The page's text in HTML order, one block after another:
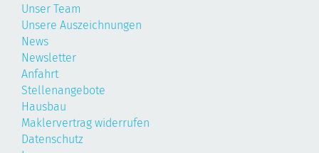
Unser Team
Unsere Auszeichnungen
News
Newsletter
Anfahrt
Stellenangebote
Hausbau
Maklervertrag widerrufen
Datenschutz